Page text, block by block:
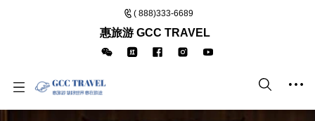
( 888)333-6689
惠旅游 GCC TRAVEL